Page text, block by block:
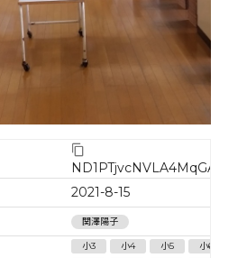
2021-8-15
関澤陽子
小3 小4 小5
小6